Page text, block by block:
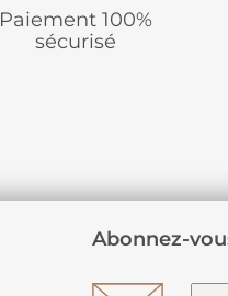
Paiement 100%
sécurisé
Abonnez-